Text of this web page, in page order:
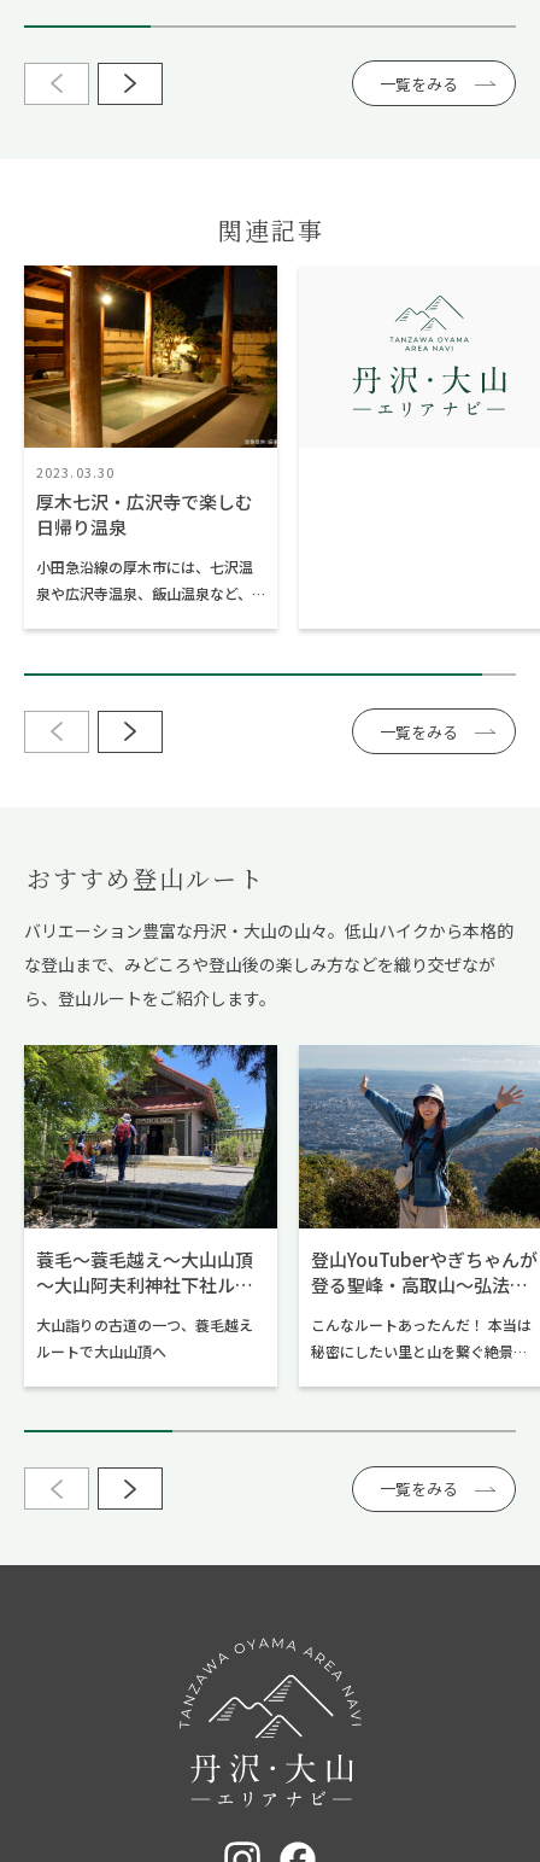
できます。
ないカレーやハンバーグの味が支
も。店内からは、県立七沢森林公
園の杜も見え、自然豊かな七沢で
一覧をみる
関連記事
2023.03.30
厚木七沢・広沢寺で楽しむ
日帰り温泉
小田急沿線の厚木市には、七沢温
泉や広沢寺温泉、飯山温泉など、
まれた緑豊かな里山風景。“秘
いの宿が多く、都心からほど近い
にもかかわらず、非日常を感じな
ロとした強アルカリ性のお湯が特
人気の温泉です。 今回は七沢温
泉、広沢寺温泉の日帰り入浴がで
きる「おすすめの温泉宿」を3ヶ所
あわせて立ち寄りたい人気グルメ
や地元の特産品に出会えるお店も
ご紹介しますので、お見逃しな
く。
一覧をみる
おすすめ登山ルート
バリエーション豊富な丹沢・大山の山々。低山ハイクから本格的
な登山まで、 みどころや登山後の楽しみ方などを織り交ぜなが
ら、登山ルートをご紹介します。
蓑毛～蓑毛越え～大山山頂
～大山阿夫利神社下社ルー
大山詣りの古道の一つ、蓑毛越え
ルートで大山山頂へ
登山YouTuberやぎちゃんが
登る聖峰・高取山～弘法山
こんなルートあったんだ！ 本当は
秘密にしたい里と山を繋ぐ絶景ハ
一覧をみる